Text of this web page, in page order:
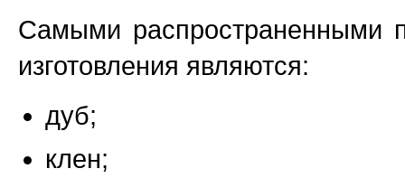
Самыми распространенными
изготовления являются:
дуб;
клен;